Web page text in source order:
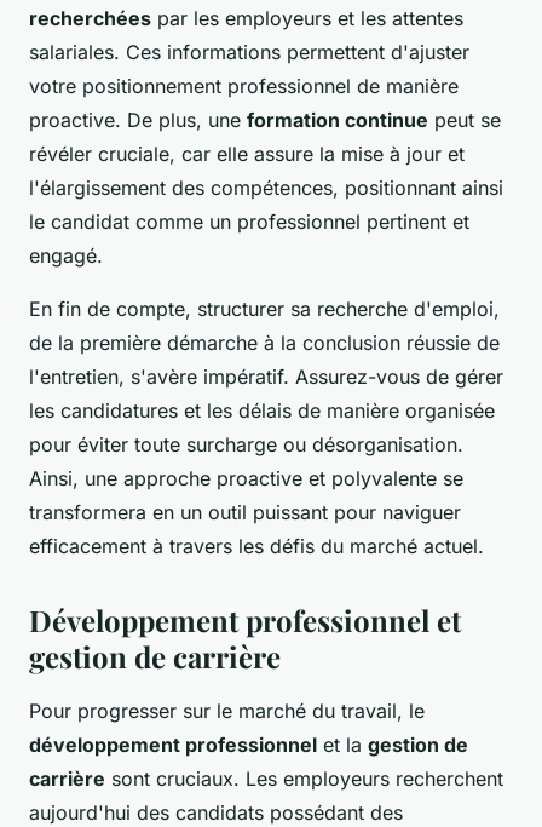
recherchées par les employeurs et les attentes
salariales. Ces informations permettent d'ajuster
votre positionnement professionnel de manière
proactive. De plus, une formation continue peut se
révéler cruciale, car elle assure la mise à jour et
l'élargissement des compétences, positionnant ainsi
le candidat comme un professionnel pertinent et
engagé.
En fin de compte, structurer sa recherche d'emploi,
de la première démarche à la conclusion réussie de
l'entretien, s'avère impératif. Assurez-vous de gérer
les candidatures et les délais de manière organisée
pour éviter toute surcharge ou désorganisation.
Ainsi, une approche proactive et polyvalente se
transformera en un outil puissant pour naviguer
efficacement à travers les défis du marché actuel.
Développement professionnel et
gestion de carrière
Pour progresser sur le marché du travail, le
développement professionnel et la gestion de
carrière sont cruciaux. Les employeurs recherchent
aujourd'hui des candidats possédant des